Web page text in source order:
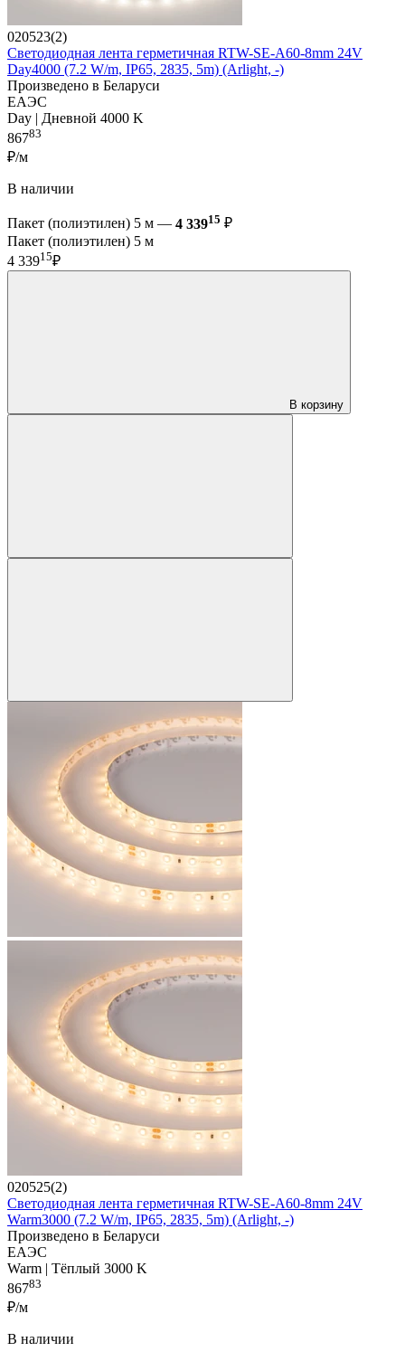
020523(2)
Светодиодная лента герметичная RTW-SE-A60-8mm 24V
Day4000 (7.2 W/m, IP65, 2835, 5m) (Arlight, -)
Произведено в Беларуси
ЕАЭС
Day | Дневной 4000 K
86783
₽/м
В наличии
Пакет (полиэтилен) 5 м — 4 33915 ₽
Пакет (полиэтилен) 5 м
4 33915₽
В корзину
020525(2)
Светодиодная лента герметичная RTW-SE-A60-8mm 24V
Warm3000 (7.2 W/m, IP65, 2835, 5m) (Arlight, -)
Произведено в Беларуси
ЕАЭС
Warm | Тёплый 3000 K
86783
₽/м
В наличии